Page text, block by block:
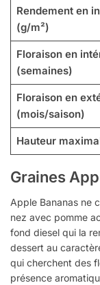
Rendement en
(g/m²)
Floraison en
(semaines)
Floraison en
(mois/saison)
Hauteur
Graines
Apple Bananas ne
nez avec pomme
fond diesel qui la
dessert au
qui cherchent des
présence